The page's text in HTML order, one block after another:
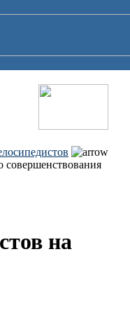
совершенствования
на